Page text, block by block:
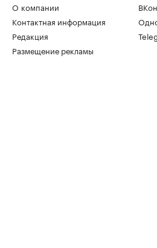
О компании
Контактная информация
Редакция
Размещение рекламы